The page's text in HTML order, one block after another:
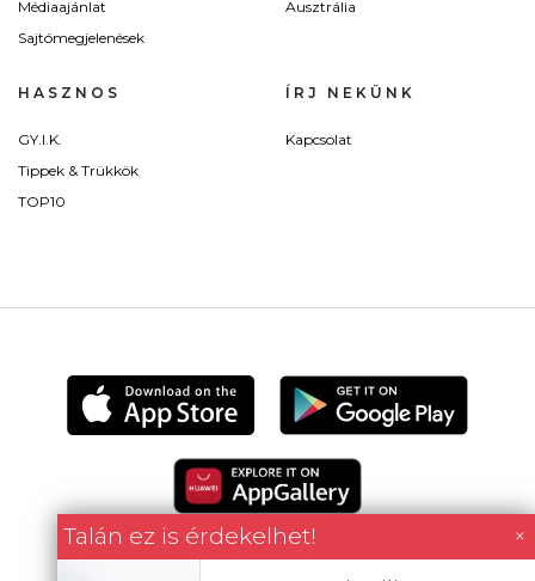
Talán ez is érdekelhet! ×
Médiaajánlat
Sajtómegjelenések
Ausztrália
HASZNOS
GY.I.K.
Tippek & Trükkök
TOP10
ÍRJ NEKÜNK
Kapcsolat